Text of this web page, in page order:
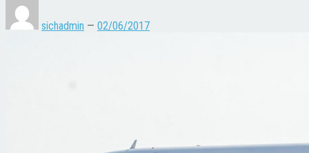
sichadmin — 02/06/2017